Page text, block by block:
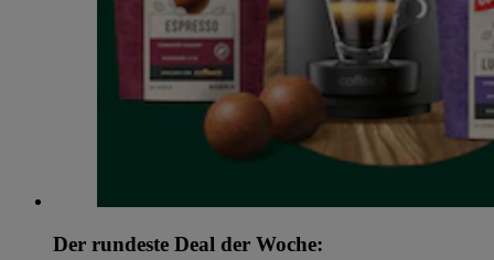
Der rundeste Deal der Woche: